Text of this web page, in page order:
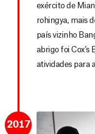
exército de
rohingya, mais
país vizinho
abrigo foi Cox’s
atividades para
2017